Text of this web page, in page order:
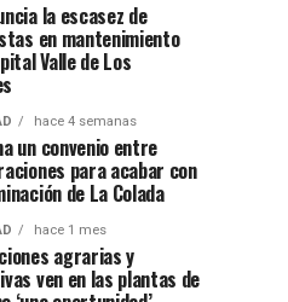
la escasez de
en mantenimiento
Valle de Los
hace 4 semanas
un convenio entre
para acabar con
de La Colada
hace 1 mes
agrarias y
ven en las plantas de